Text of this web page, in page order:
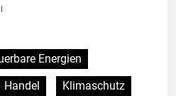
Energien
Handel
Klimaschutz